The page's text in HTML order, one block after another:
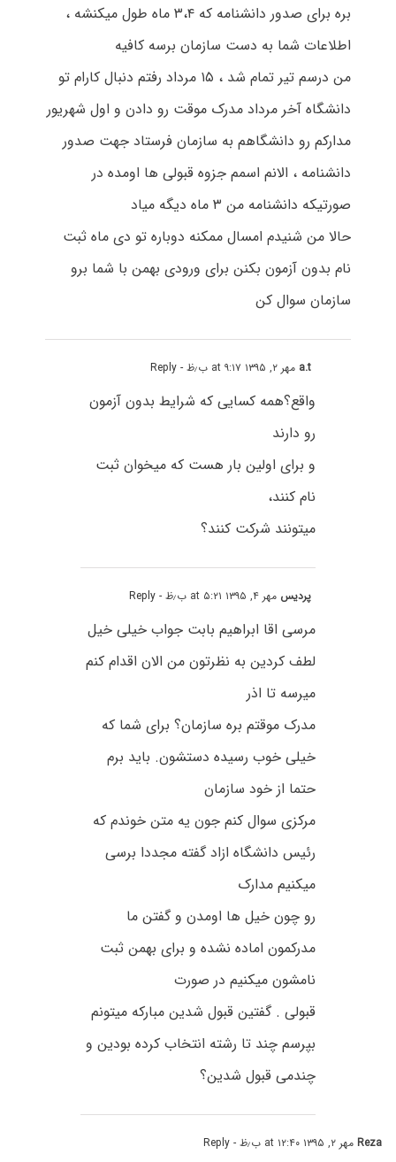
بره برای صدور دانشنامه که ۳،۴ ماه طول میکنشه ،
اطلاعات شما به دست سازمان برسه کافیه
من درسم تیر تمام شد ، ۱۵ مرداد رفتم دنبال کارام تو
دانشگاه آخر مرداد مدرک موقت رو دادن و اول شهریور
مدارکم رو دانشگاهم به سازمان فرستاد جهت صدور
دانشنامه ، الانم اسمم جزوه قبولی ها اومده در
صورتیکه دانشنامه من ۳ ماه دیگه میاد
حالا من شنیدم امسال ممکنه دوباره تو دی ماه ثبت
نام بدون آزمون بکنن برای ورودی بهمن با شما برو
سازمان سوال کن
a.t مهر ۲, ۱۳۹۵ at ۹:۱۷ ب٫ظ - Reply
واقع؟همه کسایی که شرایط بدون آزمون
رو دارند
و برای اولین بار هست که میخوان ثبت
نام کنند،
میتونند شرکت کنند؟
پردیس مهر ۴, ۱۳۹۵ at ۵:۲۱ ب٫ظ - Reply
مرسی اقا ابراهیم بابت جواب خیلی خیل
لطف کردین به نظرتون من الان اقدام کنم
میرسه تا اذر
مدرک موقتم بره سازمان؟ برای شما که
خیلی خوب رسیده دستشون. باید برم
حتما از خود سازمان
مرکزی سوال کنم جون یه متن خوندم که
رئیس دانشگاه ازاد گفته مجددا برسی
میکنیم مدارک
رو چون خیل ها اومدن و گفتن ما
مدرکمون اماده نشده و برای بهمن ثبت
نامشون میکنیم در صورت
قبولی . گفتین قبول شدین مبارکه میتونم
بپرسم چند تا رشته انتخاب کرده بودین و
چندمی قبول شدین؟
Rezaمهر ۲, ۱۳۹۵ at ۱۲:۴۰ ب٫ظ - Reply